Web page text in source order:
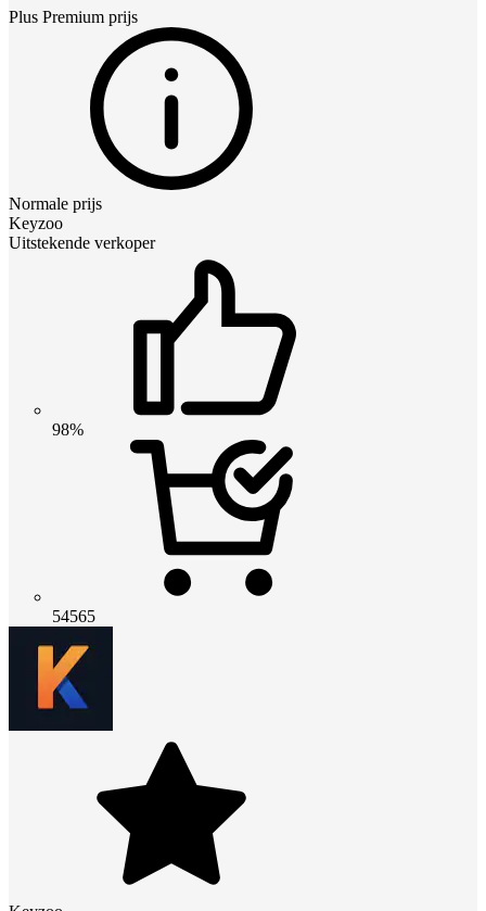
Plus Premium prijs
Normale prijs
Keyzoo
Uitstekende verkoper
98%
54565